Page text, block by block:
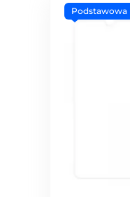
Podstawowa